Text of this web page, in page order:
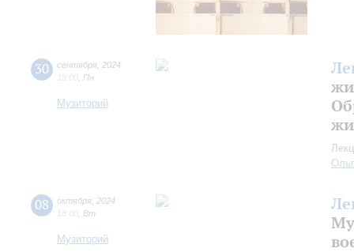
30 сентября 2024
18:00 Пн
Музиторий
08 октября 2024
18:00 Вт
Музиторий